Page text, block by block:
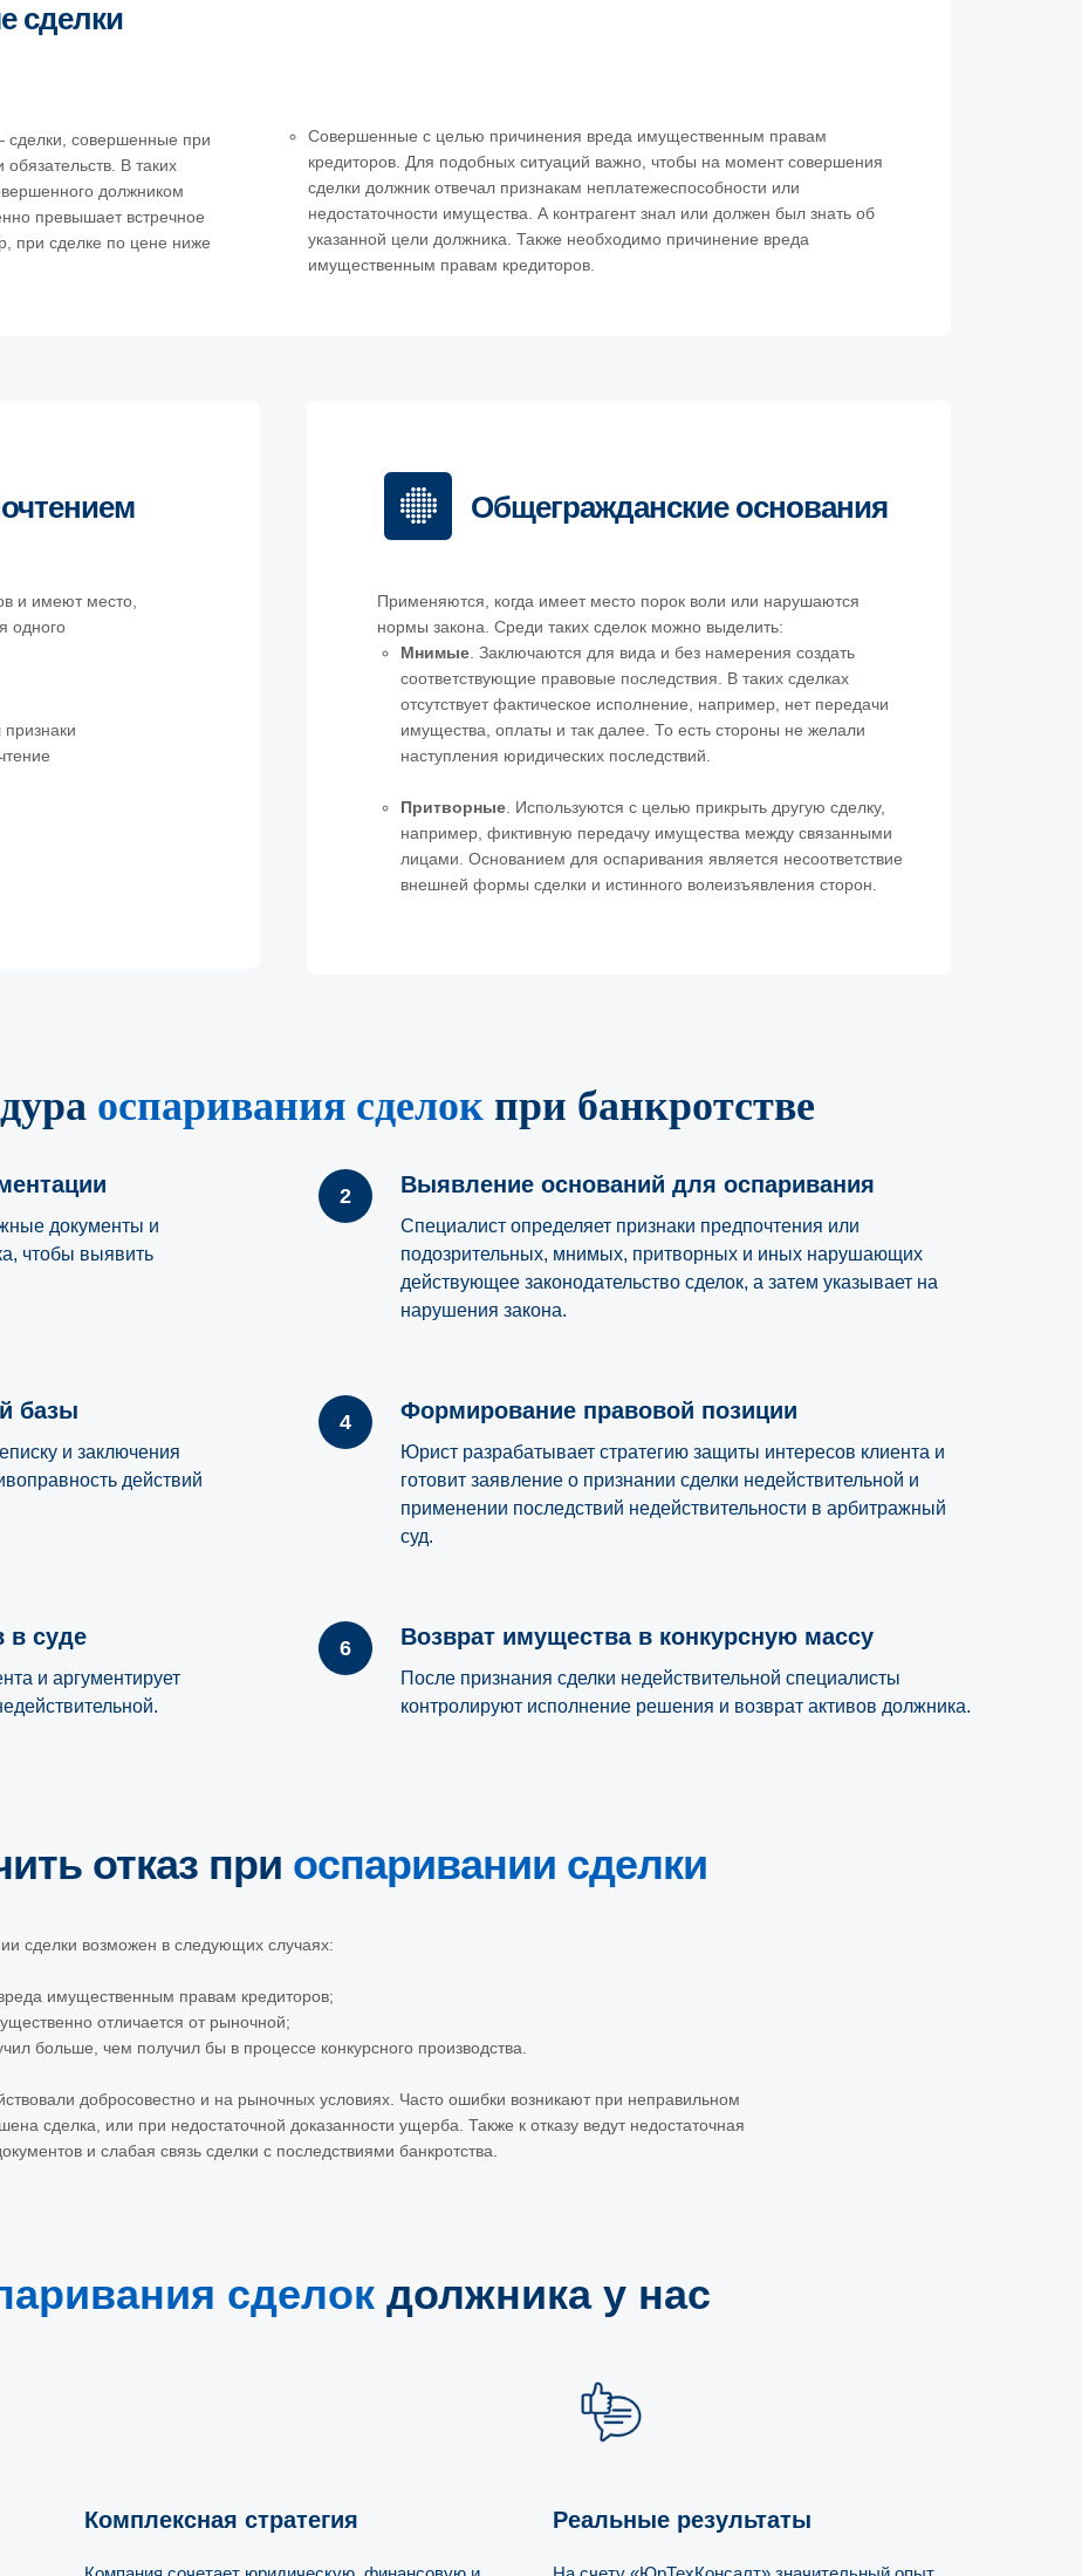
совершенные при
В таких
должником
превышает встречное
при сделке по цене ниже
сделки
Совершенные с целью причинения вреда имущественным правам
кредиторов. Для подобных ситуаций важно, чтобы на момент совершения
сделки должник отвечал признакам неплатежеспособности или
недостаточности имущества. А контрагент знал или должен был знать об
указанной цели должника. Также необходимо причинение вреда
имущественным правам кредиторов.
и имеют место,
одного
Применяются, когда имеет место порок воли или нарушаются
нормы закона. Среди таких сделок можно выделить:
Мнимые . Заключаются для вида и без намерения создать
соответствующие правовые последствия. В таких сделках
отсутствует фактическое исполнение, например, нет передачи
имущества, оплаты и так далее. То есть стороны не желали
наступления юридических последствий.
Притворные . Используются с целью прикрыть другую сделку,
например, фиктивную передачу имущества между связанными
лицами. Основанием для оспаривания является несоответствие
внешней формы сделки и истинного волеизъявления сторон.
Общегражданские основания
оспаривания сделок при банкротстве
документы и
чтобы выявить
Выявление оснований для оспаривания
Специалист определяет признаки предпочтения или
подозрительных, мнимых, притворных и иных нарушающих
действующее законодательство сделок, а затем указывает на
нарушения закона.
базы
и заключения
действий
Формирование правовой позиции
Юрист разрабатывает стратегию защиты интересов клиента и
готовит заявление о признании сделки недействительной и
применении последствий недействительности в арбитражный
суд.
в суде
и аргументирует
Возврат имущества в конкурсную массу
После признания сделки недействительной специалисты
контролируют исполнение решения и возврат активов должника.
сделки возможен в следующих случаях:
имущественным правам кредиторов;
отличается от рыночной;
больше, чем получил бы в процессе конкурсного производства.
добросовестно и на рыночных условиях. Часто ошибки возникают при неправильном
сделка, или при недостаточной доказанности ущерба. Также к отказу ведут недостаточная
и слабая связь сделки с последствиями банкротства.
отказ при оспаривании сделки
сделок должника у нас
Комплексная стратегия Реальные результаты